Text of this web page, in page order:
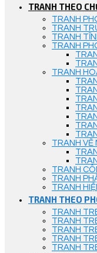
TRANH THEO
TRANH
TRANH
TRANH
TRANH
TRANH
TRANH VẼ
TRANH
TRANH
TRANH
TRANH THEO
TRANH
TRANH
TRANH
TRANH
TRANH